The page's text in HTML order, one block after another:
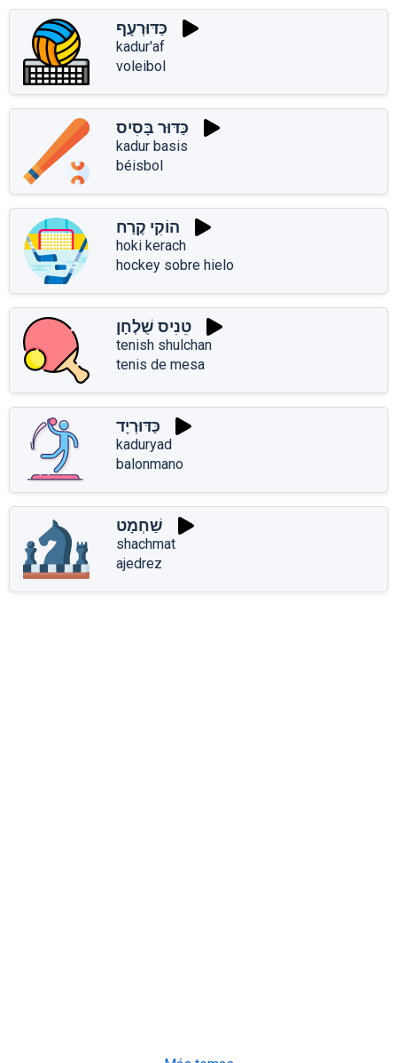
כַּדּוּרְעָף
kadur'af
voleibol
כַּדּוּר בָּסִיס
kadur basis
béisbol
הוֹקִי קֶרַח
hoki kerach
hockey sobre hielo
טֵנִיס שֻׁלְחָן
tenish shulchan
tenis de mesa
כַּדּוּרְיָד
kaduryad
balonmano
שַׁחְמָט
shachmat
ajedrez